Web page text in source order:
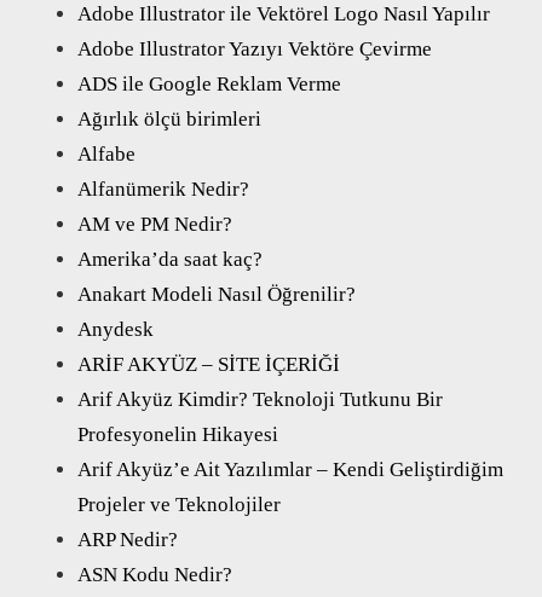
Adobe Illustrator ile Vektörel Logo Nasıl Yapılır
Adobe Illustrator Yazıyı Vektöre Çevirme
ADS ile Google Reklam Verme
Ağırlık ölçü birimleri
Alfabe
Alfanümerik Nedir?
AM ve PM Nedir?
Amerika’da saat kaç?
Anakart Modeli Nasıl Öğrenilir?
Anydesk
ARİF AKYÜZ – SİTE İÇERİĞİ
Arif Akyüz Kimdir? Teknoloji Tutkunu Bir
Profesyonelin Hikayesi
Arif Akyüz’e Ait Yazılımlar – Kendi Geliştirdiğim
Projeler ve Teknolojiler
ARP Nedir?
ASN Kodu Nedir?